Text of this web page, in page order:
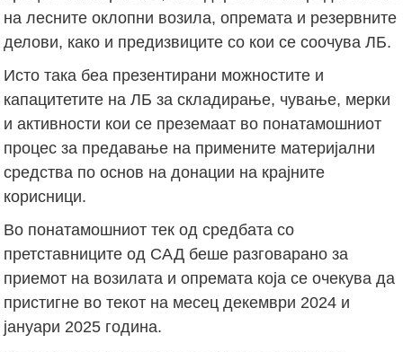
на лесните оклопни возила, опремата и резервните
делови, како и предизвиците со кои се соочува ЛБ.
Исто така беа презентирани можностите и
капацитетите на ЛБ за складирање, чување, мерки
и активности кои се преземаат во понатамошниот
процес за предавање на примените материјални
средства по основ на донации на крајните
корисници.
Во понатамошниот тек од средбата со
претставниците од САД беше разговарано за
приемот на возилата и опремата која се очекува да
пристигне во текот на месец декември 2024 и
јануари 2025 година.